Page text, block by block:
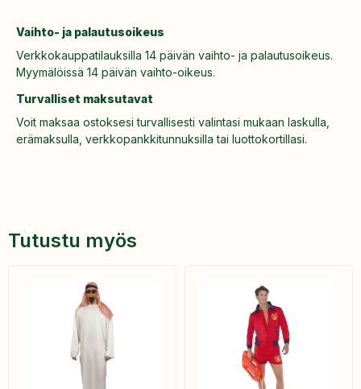
Vaihto- ja palautusoikeus
Verkkokauppatilauksilla 14 päivän vaihto- ja palautusoikeus.
Myymälöissä 14 päivän vaihto-oikeus.
Turvalliset maksutavat
Voit maksaa ostoksesi turvallisesti valintasi mukaan laskulla,
erämaksulla, verkkopankkitunnuksilla tai luottokortillasi.
Tutustu myös